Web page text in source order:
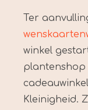
Ter
winkel
plantenshop
Kleinigheid.